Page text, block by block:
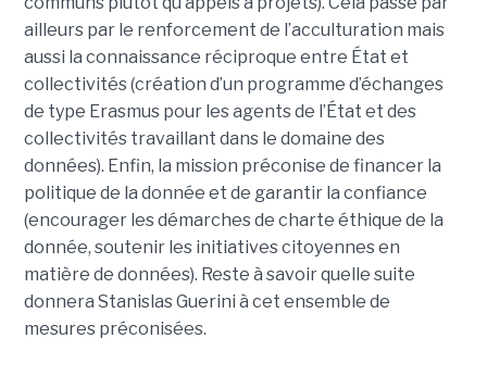
ailleurs par le renforcement de l’acculturation mais
aussi la connaissance réciproque entre État et
collectivités (création d’un programme d’échanges
de type Erasmus pour les agents de l’État et des
collectivités travaillant dans le domaine des
données). Enfin, la mission préconise de financer la
politique de la donnée et de garantir la confiance
(encourager les démarches de charte éthique de la
donnée, soutenir les initiatives citoyennes en
matière de données). Reste à savoir quelle suite
donnera Stanislas Guerini à cet ensemble de
mesures préconisées.